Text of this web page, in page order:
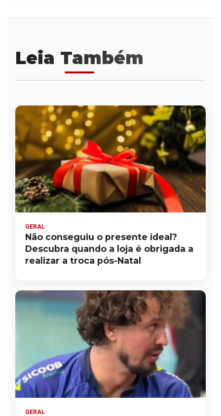
Leia Também
GERAL
Não conseguiu o presente ideal?
Descubra quando a loja é obrigada a
realizar a troca pós-Natal
GERAL